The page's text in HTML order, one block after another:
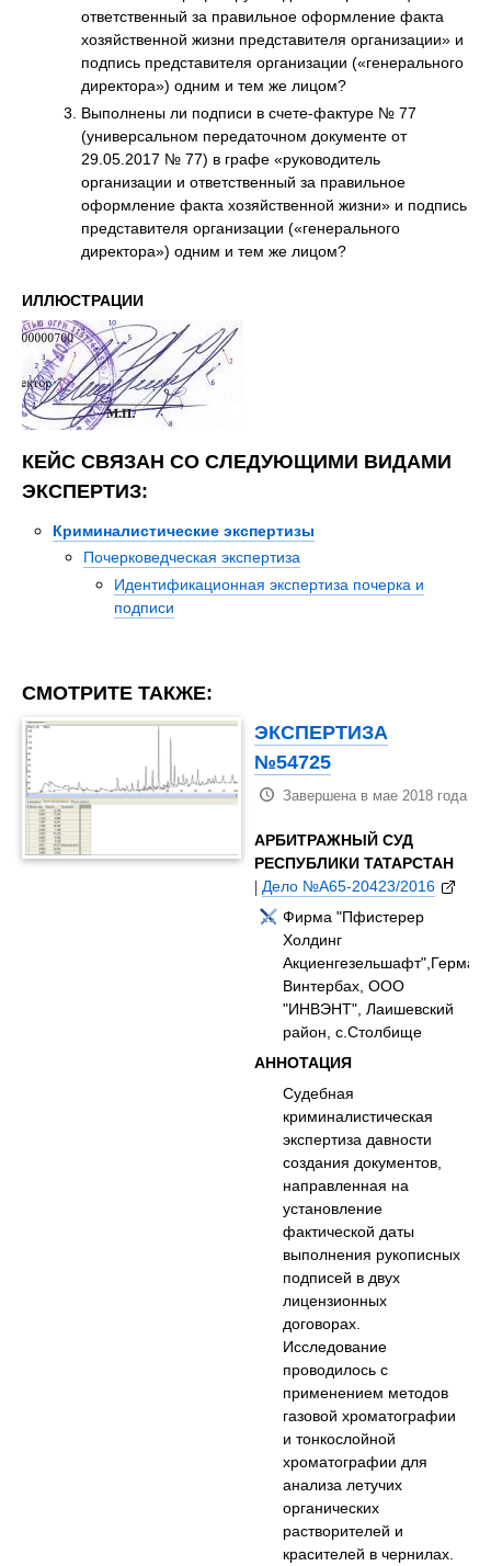
ответственный за правильное оформление факта
хозяйственной жизни представителя организации» и
подпись представителя организации («генерального
директора») одним и тем же лицом?
Выполнены ли подписи в счете-фактуре № 77
(универсальном передаточном документе от
29.05.2017 № 77) в графе «руководитель
организации и ответственный за правильное
оформление факта хозяйственной жизни» и подпись
представителя организации («генерального
директора») одним и тем же лицом?
ИЛЛЮСТРАЦИИ
КЕЙС СВЯЗАН СО СЛЕДУЮЩИМИ ВИДАМИ
ЭКСПЕРТИЗ:
Криминалистические экспертизы
Почерковедческая экспертиза
Идентификационная экспертиза почерка и
подписи
СМОТРИТЕ ТАКЖЕ:
ЭКСПЕРТИЗА
№54725
Завершена в мае 2018 года
АРБИТРАЖНЫЙ СУД
РЕСПУБЛИКИ ТАТАРСТАН
|Дело №А65-20423/2016
Фирма "Пфистерер
Холдинг
Винтербах, ООО
"ИНВЭНТ", Лаишевский
район, с.Столбище
АННОТАЦИЯ
Судебная
криминалистическая
экспертиза давности
создания документов,
направленная на
установление
фактической даты
выполнения рукописных
подписей в двух
лицензионных
договорах.
Исследование
проводилось с
применением методов
газовой хроматографии
и тонкослойной
хроматографии для
анализа летучих
органических
растворителей и
красителей в чернилах.